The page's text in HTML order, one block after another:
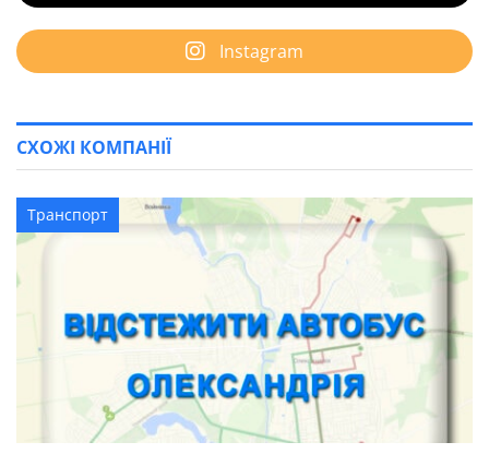
Instagram
СХОЖІ КОМПАНІЇ
Транспорт